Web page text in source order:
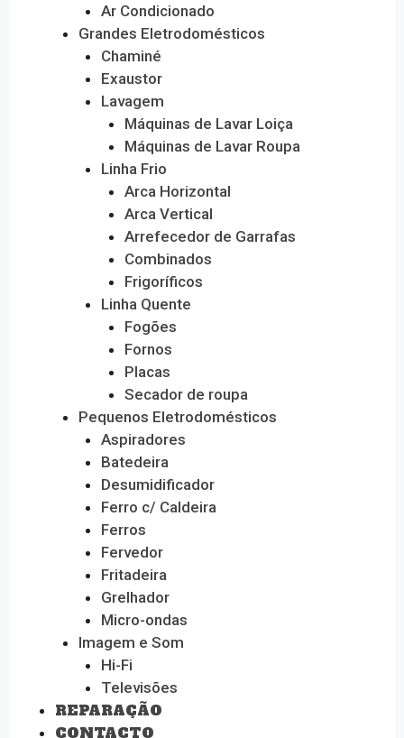
Ar Condicionado
Grandes Eletrodomésticos
Chaminé
Exaustor
Lavagem
Máquinas de Lavar Loiça
Máquinas de Lavar Roupa
Linha Frio
Arca Horizontal
Arca Vertical
Arrefecedor de Garrafas
Combinados
Frigoríficos
Linha Quente
Fogões
Fornos
Placas
Secador de roupa
Pequenos Eletrodomésticos
Aspiradores
Batedeira
Desumidificador
Ferro c/ Caldeira
Ferros
Fervedor
Fritadeira
Grelhador
Micro-ondas
Imagem e Som
Hi-Fi
Televisões
REPARAÇÃO
CONTACTO